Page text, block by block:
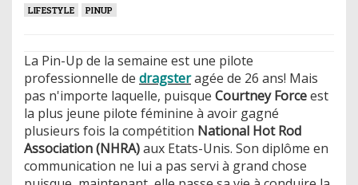
LIFESTYLE PINUP
La Pin-Up de la semaine est une pilote
professionnelle de dragsteragée de 26 ans! Mais
pas n'importe laquelle, puisque Courtney Forceest
la plus jeune pilote féminine à avoir gagné
plusieurs fois la compétition National Hot Rod
Association (NHRA)aux Etats-Unis. Son diplôme en
communication ne lui a pas servi à grand chose